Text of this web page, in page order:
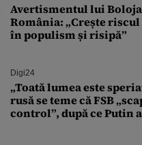
Avertismentul lui
România: „Crește
în populism și risipă”
Digi24
„Toată lumea este
rusă se teme că FSB
control”, după ce Putin